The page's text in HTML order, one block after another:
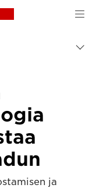
Canon Logo, back
ja